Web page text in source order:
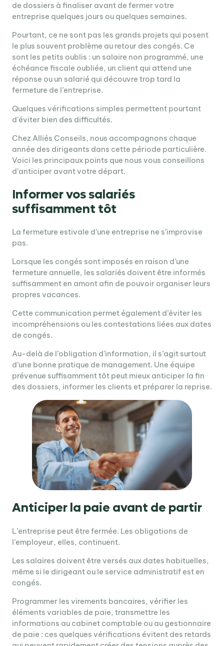
de dossiers à finaliser avant de fermer votre
entreprise quelques jours ou quelques semaines.
Pourtant, ce ne sont pas les grands projets qui posent
le plus souvent problème au retour des congés. Ce
sont les petits oublis : un salaire non programmé, une
échéance fiscale oubliée, un client qui attend une
réponse ou un salarié qui découvre trop tard la
fermeture de l’entreprise.
Quelques vérifications simples permettent pourtant
d’éviter bien des difficultés.
Chez Alliés Conseils, nous accompagnons chaque
année des dirigeants dans cette période particulière.
Voici les principaux points que nous vous conseillons
d’anticiper avant votre départ.
Informer vos salariés
suffisamment tôt
La fermeture estivale d’une entreprise ne s’improvise
pas.
Lorsque les congés sont imposés en raison d’une
fermeture annuelle, les salariés doivent être informés
suffisamment en amont afin de pouvoir organiser leurs
propres vacances.
Cette communication permet également d’éviter les
incompréhensions ou les contestations liées aux dates
de congés.
Au-delà de l’obligation d’information, il s’agit surtout
d’une bonne pratique de management. Une équipe
prévenue suffisamment tôt peut mieux anticiper la fin
des dossiers, informer les clients et préparer la reprise.
Anticiper la paie avant de partir
L’entreprise peut être fermée. Les obligations de
l’employeur, elles, continuent.
Les salaires doivent être versés aux dates habituelles,
même si le dirigeant ou le service administratif est en
congés.
Programmer les virements bancaires, vérifier les
éléments variables de paie, transmettre les
informations au cabinet comptable ou au gestionnaire
de paie : ces quelques vérifications évitent des retards